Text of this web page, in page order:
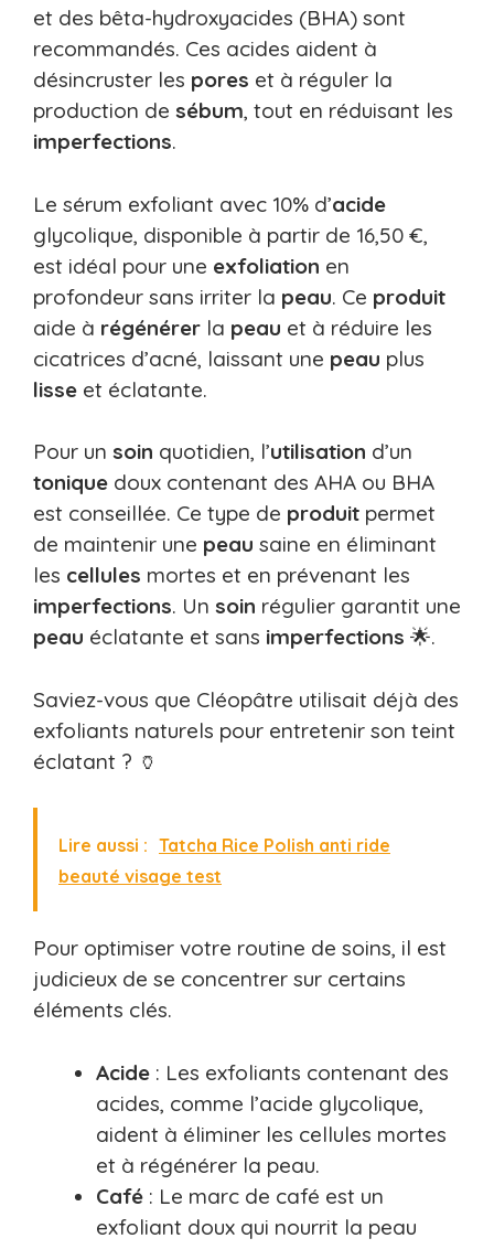
et des bêta-hydroxyacides (BHA) sont
recommandés. Ces acides aident à
désincruster les pores et à réguler la
production de sébum, tout en réduisant les
imperfections.
Le sérum exfoliant avec 10% d’acide
glycolique, disponible à partir de 16,50 €,
est idéal pour une exfoliation en
profondeur sans irriter la peau. Ce produit
aide à régénérer la peau et à réduire les
cicatrices d’acné, laissant une peau plus
lisse et éclatante.
Pour un soin quotidien, l’utilisation d’un
tonique doux contenant des AHA ou BHA
est conseillée. Ce type de produit permet
de maintenir une peau saine en éliminant
les cellules mortes et en prévenant les
imperfections. Un soin régulier garantit une
peau éclatante et sans imperfections 🌟.
Saviez-vous que Cléopâtre utilisait déjà des
exfoliants naturels pour entretenir son teint
éclatant ? 🏺
Lire aussi : Tatcha Rice Polish anti ride
beauté visage test
Pour optimiser votre routine de soins, il est
judicieux de se concentrer sur certains
éléments clés.
Acide : Les exfoliants contenant des
acides, comme l’acide glycolique,
aident à éliminer les cellules mortes
et à régénérer la peau.
Café : Le marc de café est un
exfoliant doux qui nourrit la peau